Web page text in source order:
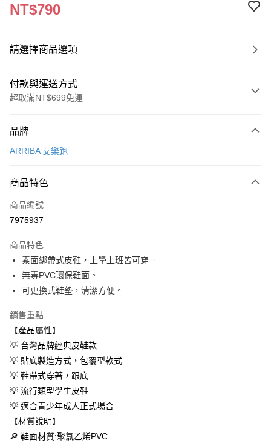
NT$790
請選擇商品選項
付款與運送方式
超取滿NT$699免運
信用卡一次付款
LINE Pay
Apple Pay
悠遊付
Google Pay
AFTEE先享後付
相關說明
AFTEE先享後付是「在收到商品之後才付款」的支付方式。 讓您購物簡單
便利好安心！
１．簡單：不需註冊會員、不需綁卡、不需儲值。
２．便利：只要手機號碼，簡訊認證，即可結帳。
３．安心：先確認商品／服務後，再付款。
【「AFTEE先享後付」結帳流程】
１．於結帳方式選擇「AFTEE先享後付」後，將跳轉至「AFTEE先享後付」
結帳頁面，進行簡訊認證並確認金額後，即可完成結帳。
２．訂單成立數日內，您將收到繳費通知簡訊。
ATM付款
運送方式
全家取貨付款
付款後全家取貨
每筆NT$60，滿NT$699(含以上)免運費
品牌
ARRIBA 艾樂跑
商品特色
商品編號
7975937
商品特色
素面綁帶式皮鞋，上學上班皆可穿。
無毒PVC環保鞋面。
可更換式鞋墊，清潔方便。
銷售重點
【產品屬性】
💡 台灣品牌經典皮鞋款
💡 貼底製造方式，包覆型款式
💡 鞋帶式穿著，跟底
💡 流行類型學生皮鞋
💡 適合青少年成人正式場合
【材質說明】
🔎 鞋面材質:聚氯乙烯PVC